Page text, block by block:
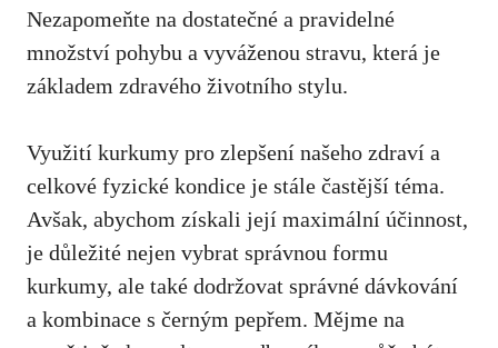
Nezapomeňte na ⁢dostatečné⁢ a ‌pravidelné​
množství pohybu a vyváženou stravu, která je
základem zdravého⁣ životního stylu.
Využití kurkumy pro ⁣zlepšení⁢ našeho zdraví a
celkové fyzické kondice je stále častější téma.
Avšak, abychom získali její maximální⁢ účinnost,
je důležité nejen vybrat správnou formu
kurkumy, ale ‍také dodržovat správné dávkování
a kombinace s černým pepřem. Mějme na